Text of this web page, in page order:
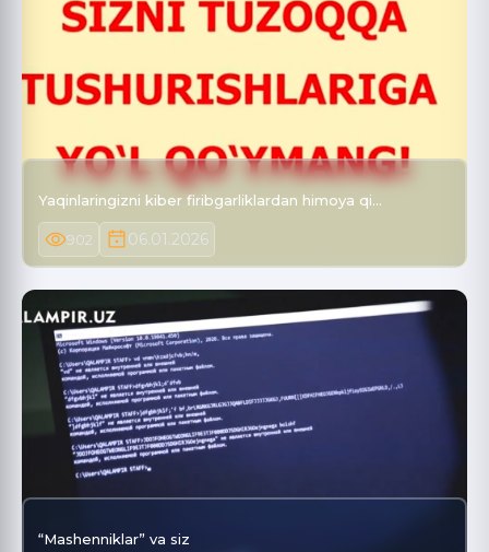
Yaqinlaringizni kiber firibgarliklardan himoya qi…
902 06.01.2026
“Mashenniklar” va siz